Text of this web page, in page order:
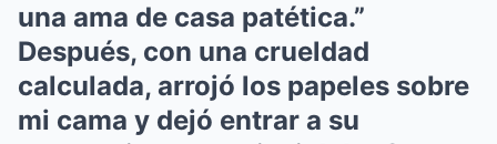
una ama de casa patética.”
Después, con una crueldad
calculada, arrojó los papeles sobre
mi cama y dejó entrar a su